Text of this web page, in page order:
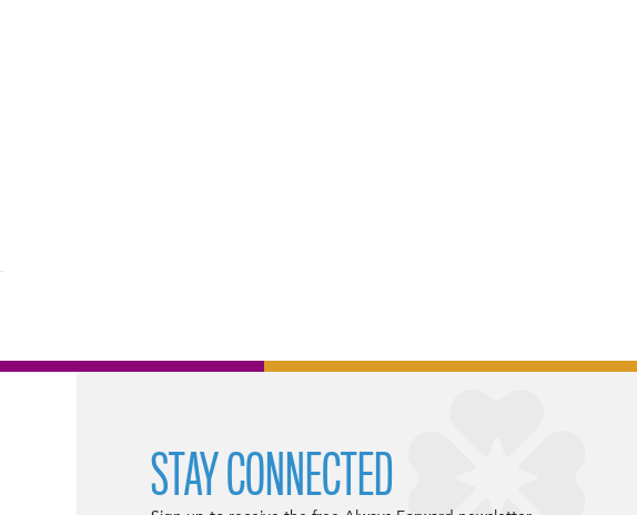
STAY CONNECTED